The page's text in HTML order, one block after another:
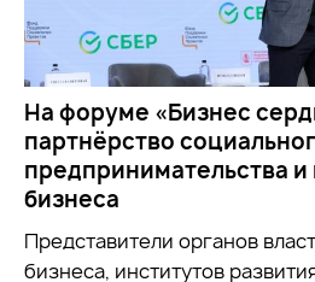
На форуме «Бизнес
партнёрство
предпринимательства и
бизнеса
Представители органов
бизнеса, институтов